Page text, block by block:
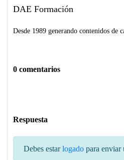
DAE Formación
Desde 1989 generando contenidos de
0 comentarios
Respuesta
Debes estarlogadopara enviar